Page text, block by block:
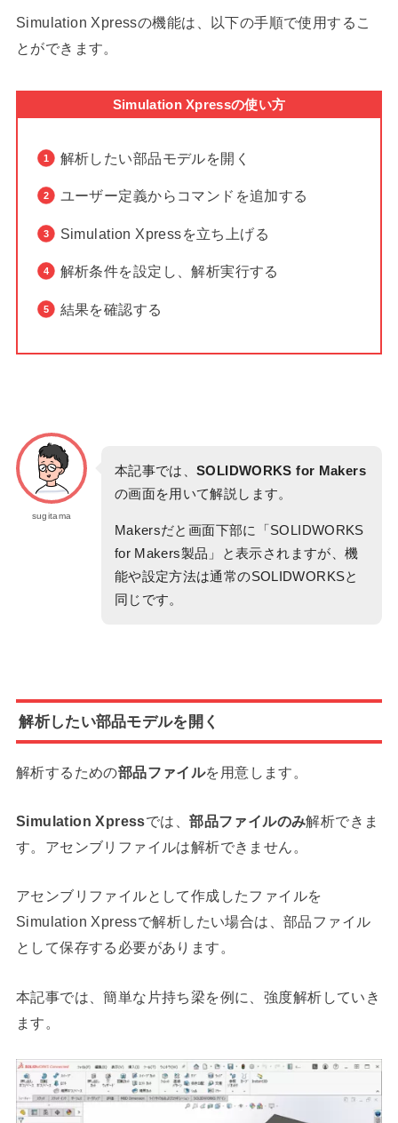
Simulation Xpressの機能は、以下の手順で使用するこ
とができます。
Simulation Xpressの使い方
解析したい部品モデルを開く
ユーザー定義からコマンドを追加する
Simulation Xpressを立ち上げる
解析条件を設定し、解析実行する
結果を確認する
sugitama
本記事では、SOLIDWORKS for Makers
の画面を用いて解説します。
Makersだと画面下部に「SOLIDWORKS
for Makers製品」と表示されますが、機
能や設定方法は通常のSOLIDWORKSと
同じです。
解析したい部品モデルを開く
解析するための部品ファイルを用意します。
Simulation Xpressでは、部品ファイルのみ解析できま
す。アセンブリファイルは解析できません。
アセンブリファイルとして作成したファイルを
Simulation Xpressで解析したい場合は、部品ファイル
として保存する必要があります。
本記事では、簡単な片持ち梁を例に、強度解析していき
ます。